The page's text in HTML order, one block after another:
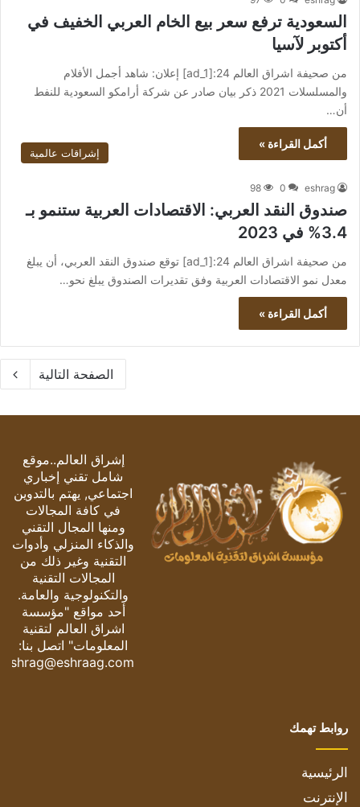
السعودية ترفع سعر بيع الخام العربي الخفيف في
أكتوبر لآسيا
من صحيفة اشراق العالم 24:[ad_1] إعلان: شاهد أجمل الأفلام
والمسلسلات 2021 ذكر بيان صادر عن شركة أرامكو السعودية للنفط
أن…
أكمل القراءة »
إشراقات عالمية
eshrag
0
98
صندوق النقد العربي: الاقتصادات العربية ستنمو بـ
3.4% في 2023
من صحيفة اشراق العالم 24:[ad_1] توقع صندوق النقد العربي، أن يبلغ
معدل نمو الاقتصادات العربية وفق تقديرات الصندوق يبلغ نحو…
أكمل القراءة »
الصفحة التالية
إشراق العالم..موقع
شامل تقني إخباري
اجتماعي, يهتم بالتدوين
في كافة المجالات
ومنها المجال التقني
والذكاء المنزلي وأدوات
التقنية وغير ذلك من
المجالات التقنية
والتكنولوجية والعامة.
أحد مواقع "مؤسسة
اشراق العالم لتقنية
المعلومات" اتصل بنا:
eshrag@eshraag.com
روابط تهمك
الرئيسية
الإنترنت